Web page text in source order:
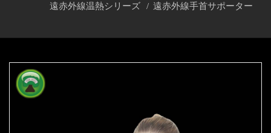
遠赤外線温熱シリーズ
遠赤外線手首サポーター